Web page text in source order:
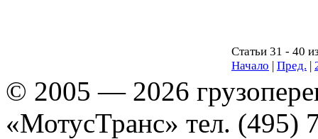
Статьи 31 - 40
Начало | Пред. |
© 2005 — 2026
«МотусТранс» тел. (495)